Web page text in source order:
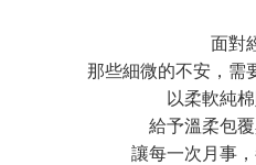
面對
那些細微的不安，需
以柔軟純
給予溫柔包
讓每一次月事